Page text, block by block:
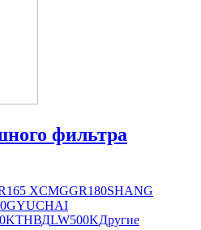
фильтра
XCMGGR180SHANG
YUCHAI
ТНВДLW500KДругие